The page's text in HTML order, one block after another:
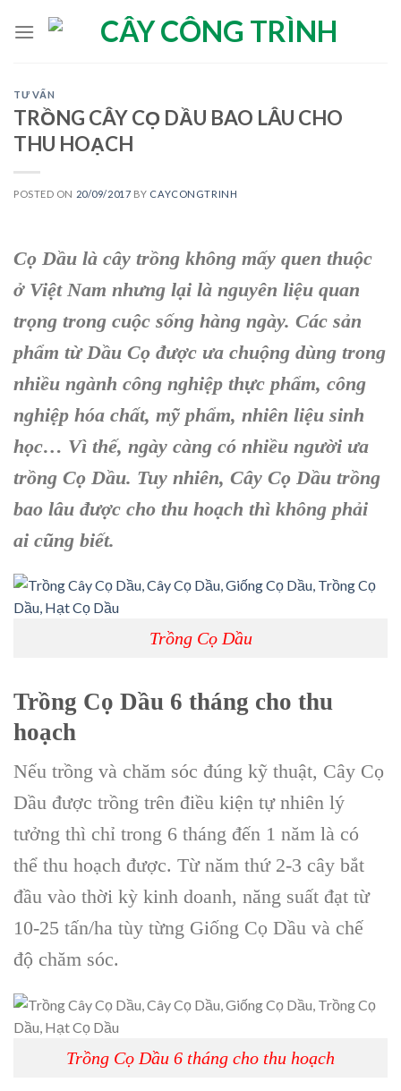
TƯ VẤN
TRỒNG CÂY CỌ DẦU BAO LÂU CHO
THU HOẠCH
POSTED ON 20/09/2017 BY CAYCONGTRINH
Cọ Dầu là cây trồng không mấy quen thuộc
ở Việt Nam nhưng lại là nguyên liệu quan
trọng trong cuộc sống hàng ngày. Các sản
phẩm từ Dầu Cọ được ưa chuộng dùng trong
nhiều ngành công nghiệp thực phẩm, công
nghiệp hóa chất, mỹ phẩm, nhiên liệu sinh
học… Vì thế, ngày càng có nhiều người ưa
trồng Cọ Dầu. Tuy nhiên, Cây Cọ Dầu trồng
bao lâu được cho thu hoạch thì không phải
ai cũng biết.
Trồng Cọ Dầu
Trồng Cọ Dầu 6 tháng cho thu
hoạch
Nếu trồng và chăm sóc đúng kỹ thuật, Cây Cọ
Dầu được trồng trên điều kiện tự nhiên lý
tưởng thì chỉ trong 6 tháng đến 1 năm là có
thể thu hoạch được. Từ năm thứ 2-3 cây bắt
đầu vào thời kỳ kinh doanh, năng suất đạt từ
10-25 tấn/ha tùy từng Giống Cọ Dầu và chế
độ chăm sóc.
Trồng Cọ Dầu 6 tháng cho thu hoạch